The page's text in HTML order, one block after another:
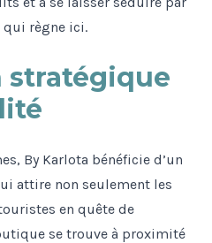
qui règne ici.
stratégique
By Karlota bénéficie d’un
attire non seulement les
en quête de
se trouve à proximité